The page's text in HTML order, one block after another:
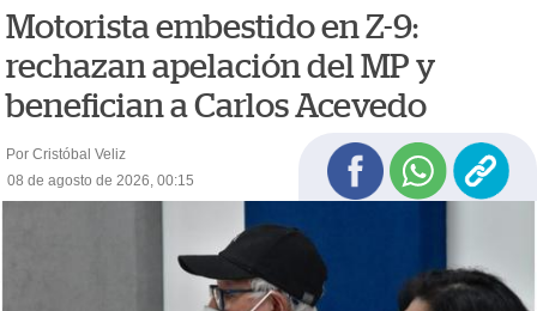
Motorista embestido en Z-9:
rechazan apelación del MP y
benefician a Carlos Acevedo
Por Cristóbal Veliz
08 de agosto de 2026, 00:15